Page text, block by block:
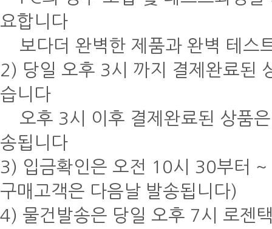
요합니다
보다더 완벽한 제품과 완벽 테스
2) 당일 오후 3시 까지 결제완료된
습니다
오후 3시 이후 결제완료된 상품
송됩니다
3) 입금확인은 오전 10시 30부터
구매고객은 다음날 발송됩니다)
4) 물건발송은 당일 오후 7시 로젠